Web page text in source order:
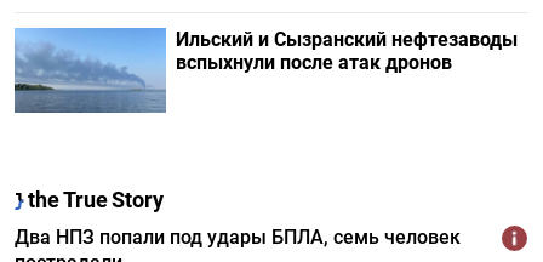
Ильский и Сызранский нефтезаводы
вспыхнули после атак дронов